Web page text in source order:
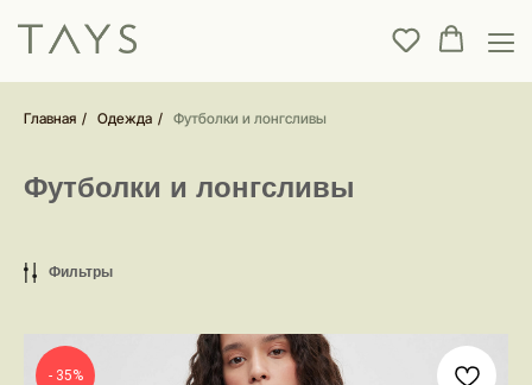
Главная / Одежда / Футболки и лонгсливы
Футболки и лонгсливы
Фильтры
- 35%